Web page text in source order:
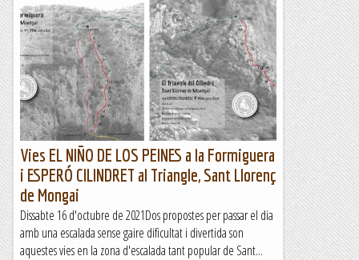
Vies EL NIÑO DE LOS PEINES a la Formiguera
i ESPERÓ CILINDRET al Triangle, Sant Llorenç
de Mongai
Dissabte 16 d'octubre de 2021Dos propostes per passar el dia
amb una escalada sense gaire dificultat i divertida son
aquestes vies en la zona d'escalada tant popular de Sant...